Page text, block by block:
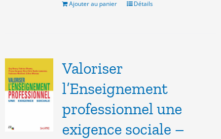
11.00€.8.00€.
Ajouter au panier Détails
Valoriser
l’Enseignement
professionnel une
exigence sociale –